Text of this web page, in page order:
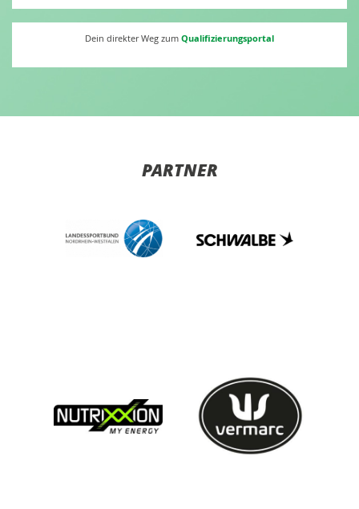
Dein direkter Weg zum Qualifizierungsportal
PARTNER